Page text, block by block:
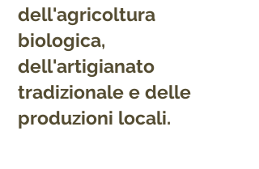
dell'agricoltura
biologica,
dell'artigianato
tradizionale e delle
produzioni locali.